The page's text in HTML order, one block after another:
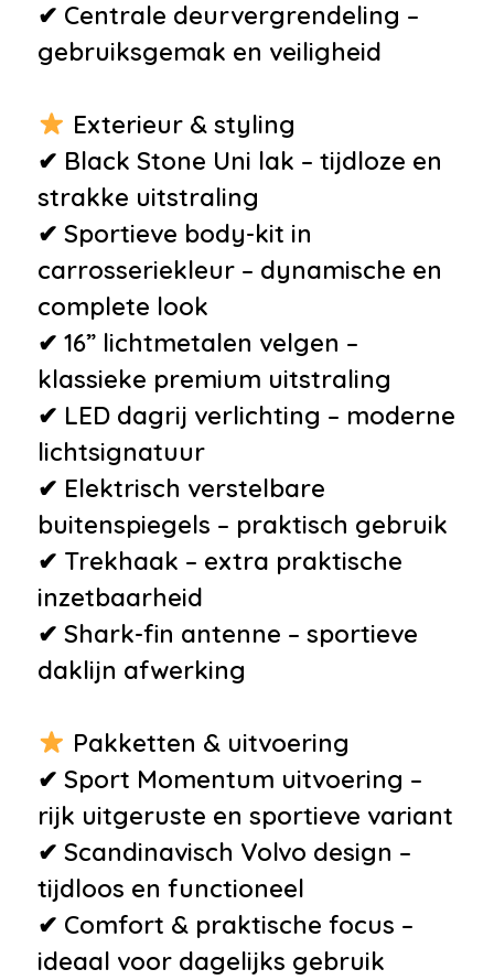
✔ Centrale deurvergrendeling –
gebruiksgemak en veiligheid
Exterieur & styling
✔ Black Stone Uni lak – tijdloze en
strakke uitstraling
✔ Sportieve body-kit in
carrosseriekleur – dynamische en
complete look
✔ 16” lichtmetalen velgen –
klassieke premium uitstraling
✔ LED dagrij verlichting – moderne
lichtsignatuur
✔ Elektrisch verstelbare
buitenspiegels – praktisch gebruik
✔ Trekhaak – extra praktische
inzetbaarheid
✔ Shark-fin antenne – sportieve
daklijn afwerking
Pakketten & uitvoering
✔ Sport Momentum uitvoering –
rijk uitgeruste en sportieve variant
✔ Scandinavisch Volvo design –
tijdloos en functioneel
✔ Comfort & praktische focus –
ideaal voor dagelijks gebruik